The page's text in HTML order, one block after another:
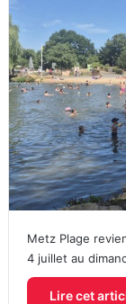
Metz Plage
4 juillet au
Lire cet